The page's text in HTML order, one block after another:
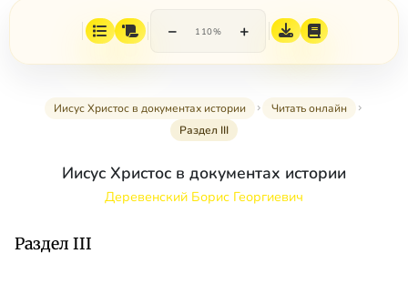
− 110% +
Иисус Христос в документах истории
Читать онлайн
Раздел III
Иисус Христос в документах истории
Деревенский Борис Георгиевич
Раздел III